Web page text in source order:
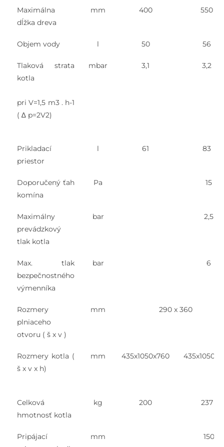
Maximálna
dĺžka dreva
mm 400 550
Objem vody l 50 56
Tlaková strata
kotla
pri V=1,5 m3 . h-1
( ∆ p=2V2)
mbar 3,1 3,2
Prikladací
priestor
l 61 83
Doporučený ťah
komína
Pa 15
Maximálny
prevádzkový
tlak kotla
bar 2,5
Max. tlak
bezpečnostného
výmenníka
bar 6
Rozmery
plniaceho
otvoru ( š x v )
mm 290 x 360
Rozmery kotla (
š x v x h)
mm 435x1050x760
Celková
hmotnosť kotla
kg 200 237
Pripájací
mm 150